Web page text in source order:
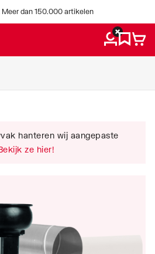
Meer dan 150.000 artikelen
hanteren wij aangepaste
ze hier!